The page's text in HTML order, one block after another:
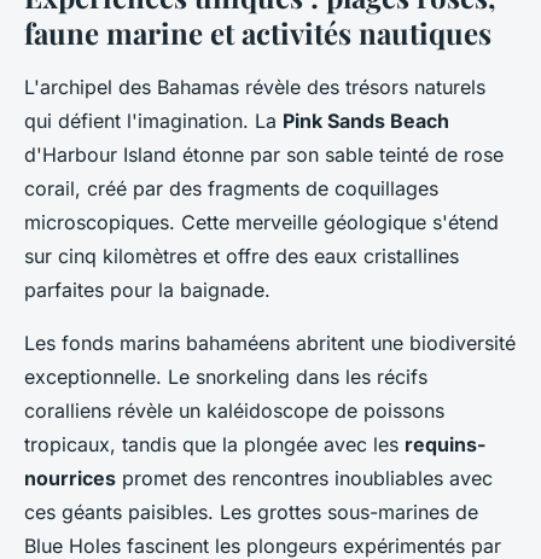
faune marine et activités nautiques
L'archipel des Bahamas révèle des trésors naturels
qui défient l'imagination. La Pink Sands Beach
d'Harbour Island étonne par son sable teinté de rose
corail, créé par des fragments de coquillages
microscopiques. Cette merveille géologique s'étend
sur cinq kilomètres et offre des eaux cristallines
parfaites pour la baignade.
Les fonds marins bahaméens abritent une biodiversité
exceptionnelle. Le snorkeling dans les récifs
coralliens révèle un kaléidoscope de poissons
tropicaux, tandis que la plongée avec les requins-
nourrices promet des rencontres inoubliables avec
ces géants paisibles. Les grottes sous-marines de
Blue Holes fascinent les plongeurs expérimentés par